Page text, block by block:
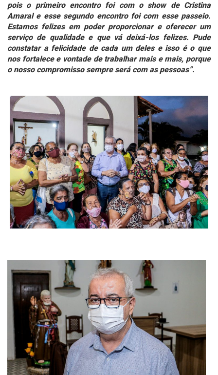
pois o primeiro encontro foi com o show de Cristina
Amaral e esse segundo encontro foi com esse passeio.
Estamos felizes em poder proporcionar e oferecer um
serviço de qualidade e que vá deixá-los felizes. Pude
constatar a felicidade de cada um deles e isso é o que
nos fortalece e vontade de trabalhar mais e mais, porque
o nosso compromisso sempre será com as pessoas”.